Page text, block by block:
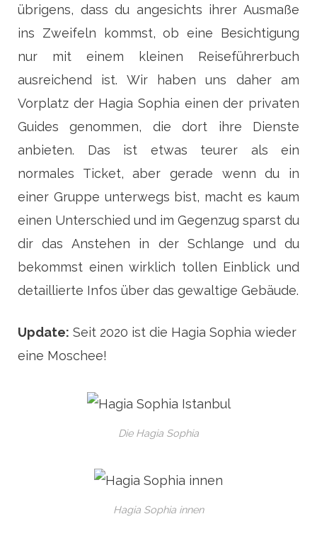
übrigens, dass du angesichts ihrer Ausmaße
ins Zweifeln kommst, ob eine Besichtigung
nur mit einem kleinen Reiseführerbuch
ausreichend ist. Wir haben uns daher am
Vorplatz der Hagia Sophia einen der privaten
Guides genommen, die dort ihre Dienste
anbieten. Das ist etwas teurer als ein
normales Ticket, aber gerade wenn du in
einer Gruppe unterwegs bist, macht es kaum
einen Unterschied und im Gegenzug sparst du
dir das Anstehen in der Schlange und du
bekommst einen wirklich tollen Einblick und
detaillierte Infos über das gewaltige Gebäude.
Update: Seit 2020 ist die Hagia Sophia wieder
eine Moschee!
Die Hagia Sophia
Hagia Sophia innen